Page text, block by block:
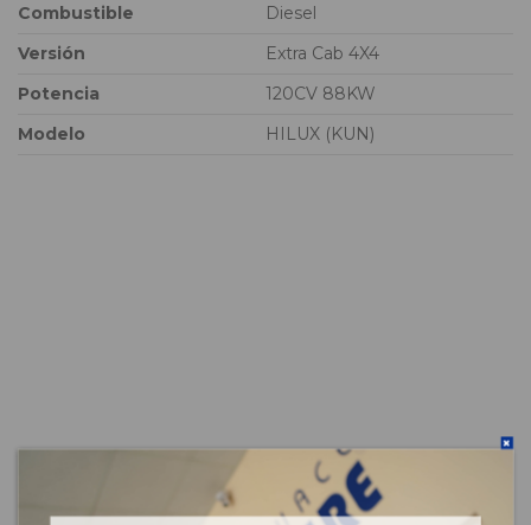
Combustible
Diesel
Versión
Extra Cab 4X4
Potencia
120CV 88KW
Modelo
HILUX (KUN)